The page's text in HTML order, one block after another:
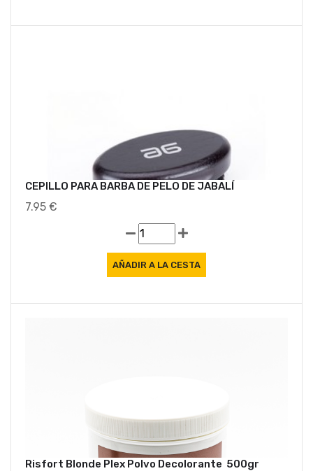
CEPILLO PARA BARBA DE PELO DE JABALÍ
7.95 €
Risfort Blonde Plex Polvo Decolorante 500gr